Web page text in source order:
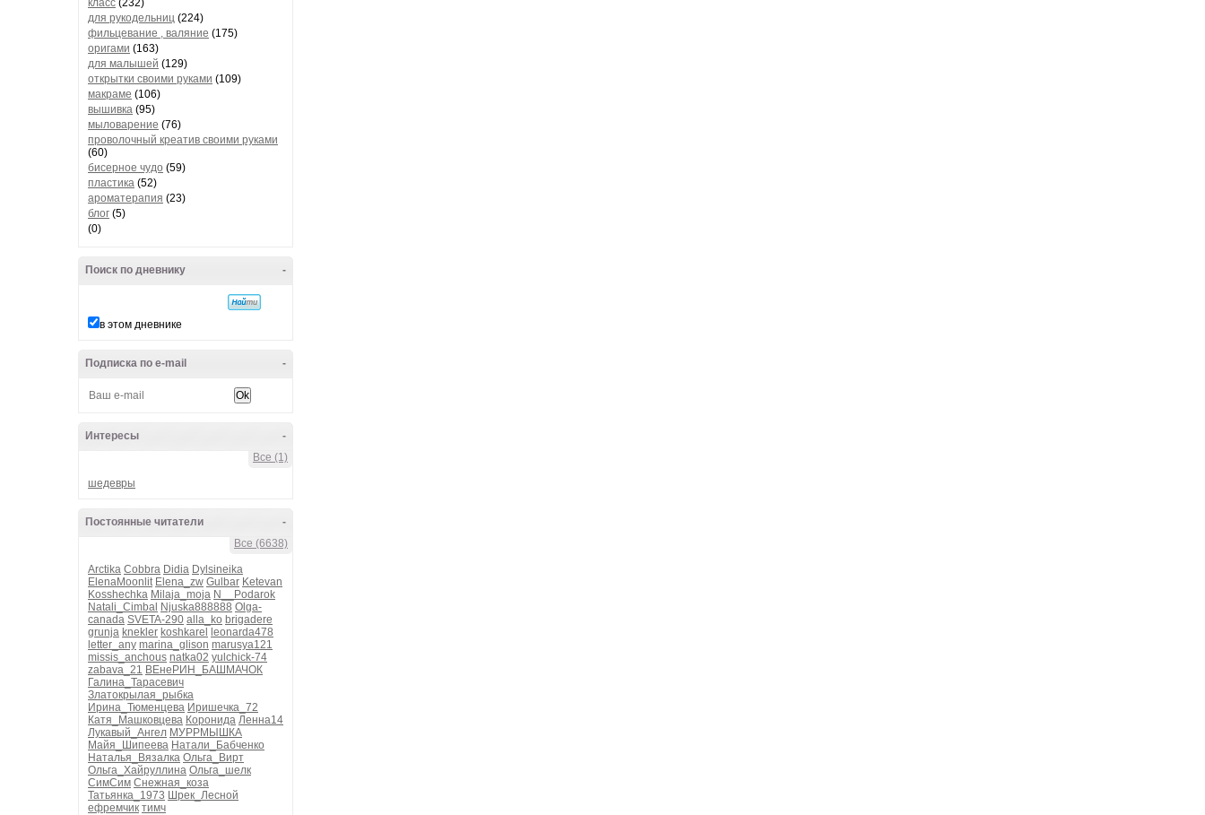
класс (232)
для рукодельниц (224)
фильцевание , валяние (175)
оригами (163)
для малышей (129)
открытки своими руками (109)
макраме (106)
вышивка (95)
мыловарение (76)
проволочный креатив своими руками
(60)
бисерное чудо (59)
пластика (52)
ароматерапия (23)
блог (5)
(0)
-
Поиск по дневнику
в этом дневнике
-
Подписка по e-mail
-
Интересы
Все (1)
шедевры
-
Постоянные читатели
Все (6638)
Arctika Cobbra Didia Dylsineika
ElenaMoonlit Elena_zw Gulbar Ketevan
Kosshechka Milaja_moja N__Podarok
Natali_Cimbal Njuska888888 Olga-
canada SVETA-290 alla_ko brigadere
grunja knekler koshkarel
leonarda478
letter_any marina_glison marusya121
missis_anchous natka02 yulchick-74
zabava_21 ВЕнеРИН_БАШМАЧОК
Галина_Тарасевич
Златокрылая_рыбка
Ирина_Тюменцева Иришечка_72
Катя_Машковцева Коронида Ленна14
Лукавый_Ангел МУРРМЫШКА
Майя_Шипеева Натали_Бабченко
Наталья_Вязалка Ольга_Вирт
Ольга_Хайруллина Ольга_шелк
СимСим Снежная_коза
Татьянка_1973 Шрек_Лесной
ефремчик тимч